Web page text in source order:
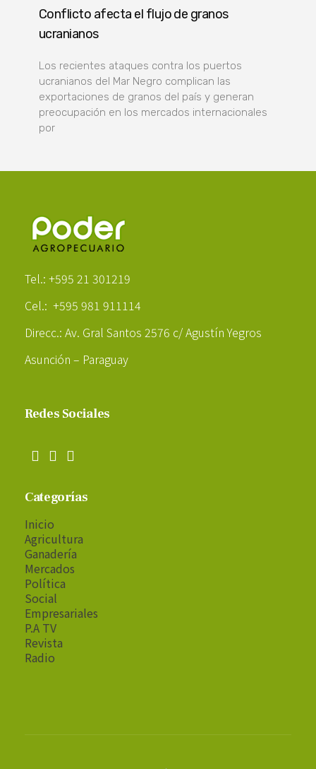
Conflicto afecta el flujo de granos
ucranianos
Los recientes ataques contra los puertos
ucranianos del Mar Negro complican las
exportaciones de granos del país y generan
preocupación en los mercados internacionales
por
Tel.: +595 21 301219
Cel.: +595 981 911114
Direcc.: Av. Gral Santos 2576 c/ Agustín Yegros
Asunción – Paraguay
Redes Sociales
Categorías
Inicio
Agricultura
Ganadería
Mercados
Política
Social
Empresariales
P.A TV
Revista
Radio